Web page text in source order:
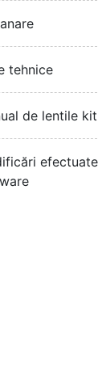
tehnice
de lentile kit